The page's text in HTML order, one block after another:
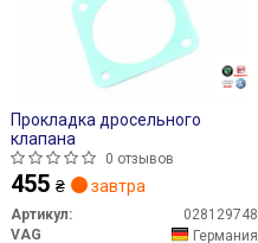
Прокладка дросельного
клапана
0 отзывов
455 ₴ завтра
Артикул:
028129748
VAG
Германия